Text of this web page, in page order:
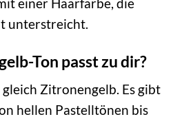
unterstreicht.
Ton passt zu dir?
Zitronengelb. Es gibt
hellen Pastelltönen bis